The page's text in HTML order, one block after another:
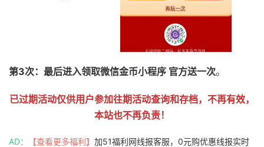
第3次：最后进入领取微信金币小程序 官方送一次。
已过期活动仅供用户参加往期活动查询和存档，不再有效，
本站也不再负责！
AD： 【查看更多福利】 加51福利网线报客服，0元购优惠线报实时